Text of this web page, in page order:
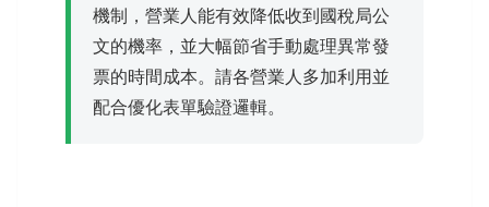
機制，營業人能有效降低收到國稅局公
文的機率，並大幅節省手動處理異常發
票的時間成本。請各營業人多加利用並
配合優化表單驗證邏輯。